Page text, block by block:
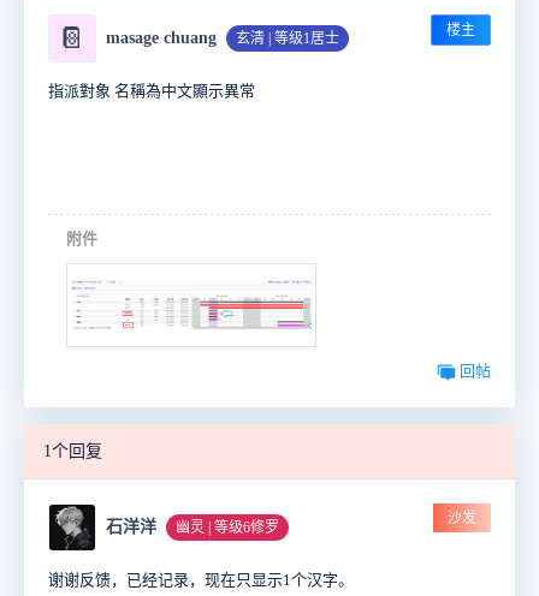
📔 masage chuang 玄清 | 等级1居士 楼主
指派對象 名稱為中文顯示異常
附件
回帖
1个回复
石洋洋 幽灵 | 等级6修罗
沙发
谢谢反馈，已经记录，现在只显示1个汉字。